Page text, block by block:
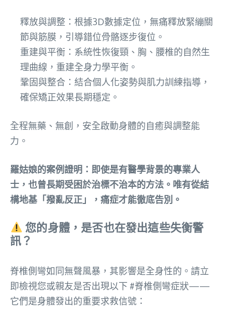
釋放與調整：根據3D數據定位，無痛釋放緊繃關
節與筋膜，引導錯位骨骼逐步復位。
重建與平衡：系統性恢復頸、胸、腰椎的自然生
理曲線，重建全身力學平衡。
鞏固與整合：結合個人化姿勢與肌力訓練指導，
確保矯正效果長期穩定。
全程無藥、無創，安全啟動身體的自癒與調整能
力。
羅姑娘的案例證明：即使是有醫學背景的專業人
士，也曾長期受困於治標不治本的方法。唯有從結
構地基「撥亂反正」，痛症才能徹底告別。
您的身體，是否也在發出這些失衡警
訊？
脊椎側彎如同無聲風暴，其影響是全身性的。請立
即檢視您或親友是否出現以下 #脊椎側彎症狀——
它們是身體發出的重要求救信號：